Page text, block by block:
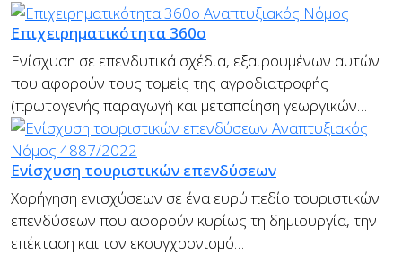
Επιχειρηματικότητα 360ο
Ενίσχυση σε επενδυτικά σχέδια, εξαιρουμένων αυτών
που αφορούν τους τομείς της αγροδιατροφής
(πρωτογενής παραγωγή και μεταποίηση γεωργικών…
Ενίσχυση τουριστικών επενδύσεων
Χορήγηση ενισχύσεων σε ένα ευρύ πεδίο τουριστικών
επενδύσεων που αφορούν κυρίως τη δημιουργία, την
επέκταση και τον εκσυγχρονισμό…